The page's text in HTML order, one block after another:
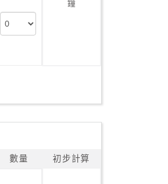
鐘
數量 初步計算